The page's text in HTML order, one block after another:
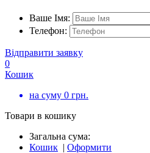
Ваше Імя:
Телефон:
Відправити заявку
0
Кошик
на суму 0 грн.
Товари в кошику
Загальна сума:
Кошик | Оформити